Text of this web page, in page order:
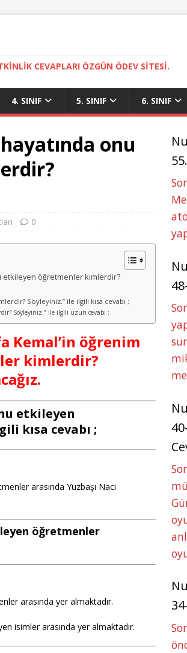
CEVAPLARI ÖZGÜN ÖDEV SITESI.
4. SINIF 5. SINIF 6. SINIF
onu
0
etkileyen öğretmenler kimlerdir?
Söyleyiniz.” ile ilgili kısa cevabı ;
Söyleyiniz.” ile ilgili uzun cevabı ;
Kemal’in öğrenim
kimlerdir?
etkileyen
kısa cevabı ;
arasında Yüzbaşı Naci
öğretmenler
arasında yer almaktadır.
isimler arasında yer almaktadır.